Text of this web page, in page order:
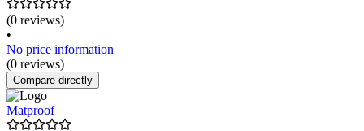
(0 reviews)
•
No price information
(0 reviews)
Compare directly
Matproof